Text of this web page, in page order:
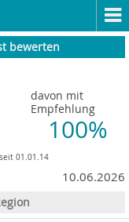
bewerten
davon mit
Empfehlung
100%
01.01.14
10.06.2026